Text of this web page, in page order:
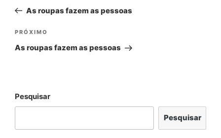
As roupas fazem as pessoas
PRÓXIMO
As roupas fazem as pessoas
Pesquisar
Pesquisar